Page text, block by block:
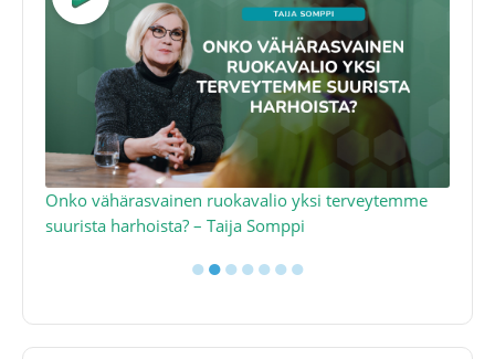
Onko vähärasvainen ruokavalio yksi terveytemme
suurista harhoista? – Taija Somppi
●●●●●●●